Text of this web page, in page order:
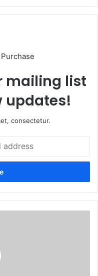
mailing list
updates!
consectetur.